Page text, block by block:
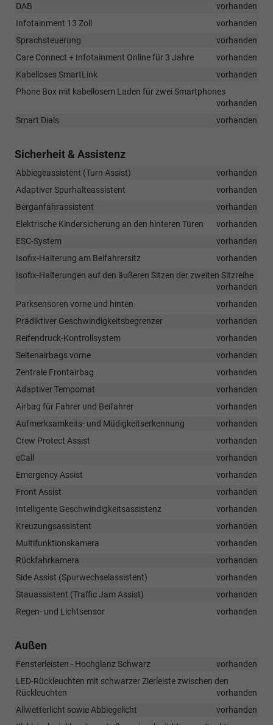
DAB
vorhanden
Infotainment 13 Zoll
vorhanden
Sprachsteuerung
vorhanden
Care Connect + Infotainment Online für 3 Jahre
vorhanden
Kabelloses SmartLink
vorhanden
Phone Box mit kabellosem Laden für zwei Smartphones
vorhanden
Smart Dials
vorhanden
Sicherheit & Assistenz
Abbiegeassistent (Turn Assist)
vorhanden
Adaptiver Spurhalteassistent
vorhanden
Berganfahrassistent
vorhanden
Elektrische Kindersicherung an den hinteren Türen
vorhanden
ESC-System
vorhanden
Isofix-Halterung am Beifahrersitz
vorhanden
Isofix-Halterungen auf den äußeren Sitzen der zweiten Sitzreihe
vorhanden
Parksensoren vorne und hinten
vorhanden
Prädiktiver Geschwindigkeitsbegrenzer
vorhanden
Reifendruck-Kontrollsystem
vorhanden
Seitenairbags vorne
vorhanden
Zentrale Frontairbag
vorhanden
Adaptiver Tempomat
vorhanden
Airbag für Fahrer und Beifahrer
vorhanden
Aufmerksamkeits- und Müdigkeitserkennung
vorhanden
Crew Protect Assist
vorhanden
eCall
vorhanden
Emergency Assist
vorhanden
Front Assist
vorhanden
Intelligente Geschwindigkeitsassistenz
vorhanden
Kreuzungsassistent
vorhanden
Multifunktionskamera
vorhanden
Rückfahrkamera
vorhanden
Side Assist (Spurwechselassistent)
vorhanden
Stauassistent (Traffic Jam Assist)
vorhanden
Regen- und Lichtsensor
vorhanden
Außen
Fensterleisten - Hochglanz Schwarz
vorhanden
LED-Rückleuchten mit schwarzer Zierleiste zwischen den
Rückleuchten
vorhanden
Allwetterlicht sowie Abbiegelicht
vorhanden